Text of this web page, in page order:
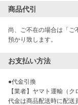
商品代引
尚、ご不在の場合は「ご
預かり致します。
お支払い方法
●代金引換
【業者】ヤマト運輸（ク
代金は商品配送時に配送